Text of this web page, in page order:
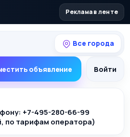
Реклама в ленте
Все города
объявление Войти
+7-495-280-66-99
по тарифам оператора)